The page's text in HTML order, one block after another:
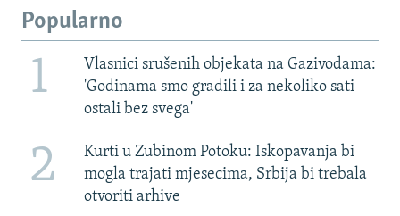
Popularno
1
Vlasnici srušenih objekata na Gazivodama:
'Godinama smo gradili i za nekoliko sati
ostali bez svega'
2
Kurti u Zubinom Potoku: Iskopavanja bi
mogla trajati mjesecima, Srbija bi trebala
otvoriti arhive